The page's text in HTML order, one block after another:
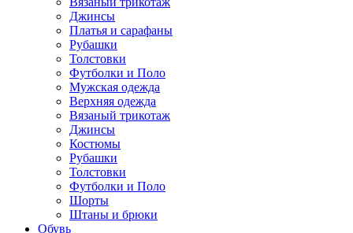
Джинсы
Платья и сарафаны
Рубашки
Толстовки
Футболки и Поло
Мужская одежда
Верхняя одежда
Вязаный трикотаж
Джинсы
Костюмы
Рубашки
Толстовки
Футболки и Поло
Шорты
Штаны и брюки
Обувь